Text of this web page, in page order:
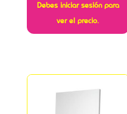
Debes iniciar sesión para
ver el precio.